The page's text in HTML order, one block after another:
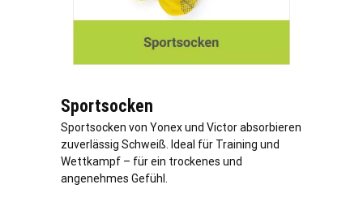
Sportsocken
Sportsocken von Yonex und Victor absorbieren
zuverlässig Schweiß. Ideal für Training und
Wettkampf – für ein trockenes und
angenehmes Gefühl.